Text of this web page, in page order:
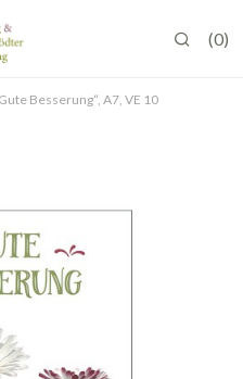
0
Besserung“, A7, VE 10